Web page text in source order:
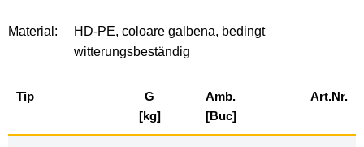
Material:
HD-PE, coloare galbena, bedingt
witterungsbeständig
Tip
G
[kg]
Amb.
[Buc]
Art.Nr.